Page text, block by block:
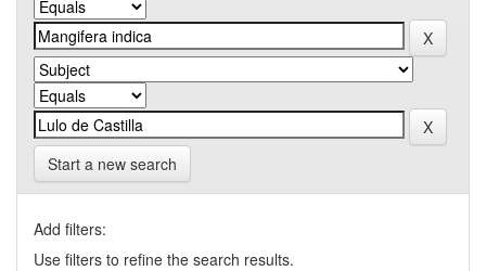
Start a new search
Add filters:
Use filters to refine the search results.